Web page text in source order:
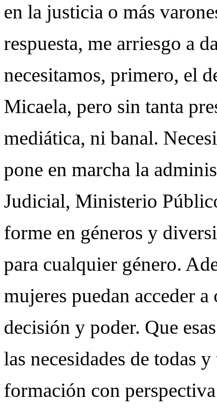
en la justicia o más
respuesta, me arriesgo a
necesitamos, primero, el
Micaela, pero sin tanta
mediática, ni banal.
pone en marcha la
Judicial, Ministerio
forme en géneros y
para cualquier género.
mujeres puedan acceder
decisión y poder. Que
las necesidades de todas
formación con